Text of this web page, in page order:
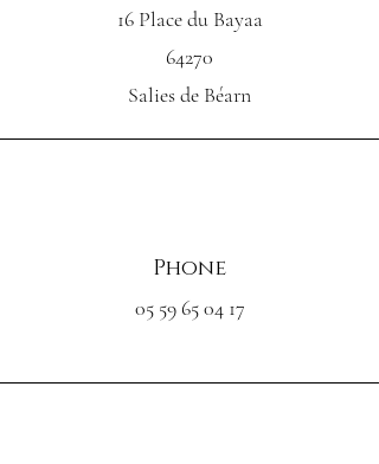
16 Place du Bayaa
64270
Salies de Béarn
Phone
05 59 65 04 17